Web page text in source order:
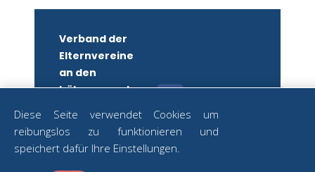
Verband der
Elternvereine
an den
höheren und
Diese Seite verwendet Cookies um
reibungslos zu funktionieren und
speichert dafür Ihre Einstellungen.